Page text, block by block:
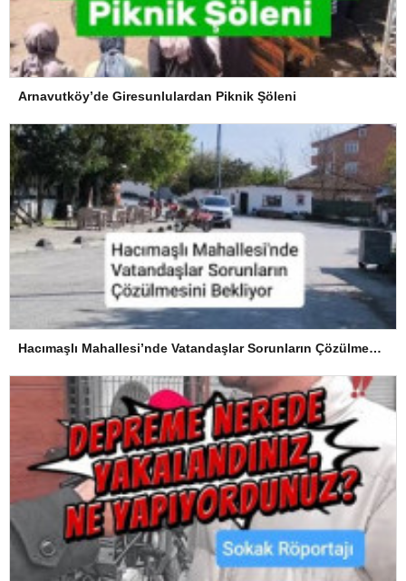
Arnavutköy’de Giresunlulardan Piknik Şöleni
Hacımaşlı Mahallesi’nde Vatandaşlar Sorunların Çözülmesini Bekliyor